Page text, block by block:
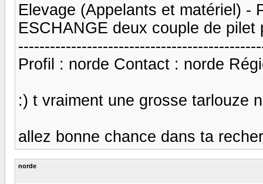
Elevage (Appelants et matériel) -
ESCHANGE deux couple de
Profil : norde Contact : norde
:) t vraiment une grosse tarlouze
allez bonne chance dans ta
norde